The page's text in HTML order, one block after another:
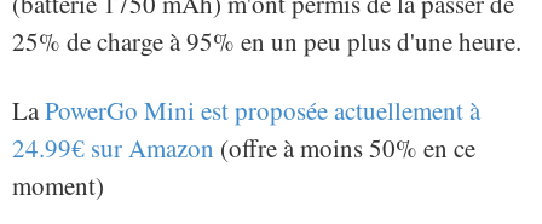
25% de charge à 95% en un peu plus d'une heure.
LaPowerGo Mini est proposée actuellement à
24.99€ sur Amazon (offre à moins 50% en ce
moment)